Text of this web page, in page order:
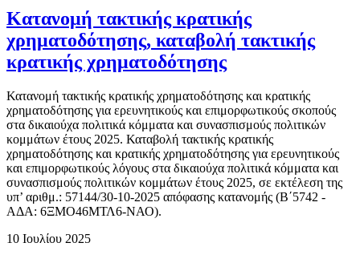
Κατανομή τακτικής κρατικής
χρηματοδότησης, καταβολή τακτικής
κρατικής χρηματοδότησης
Κατανομή τακτικής κρατικής χρηματοδότησης και κρατικής
χρηματοδότησης για ερευνητικούς και επιμορφωτικούς σκοπούς
στα δικαιούχα πολιτικά κόμματα και συνασπισμούς πολιτικών
κομμάτων έτους 2025. Καταβολή τακτικής κρατικής
χρηματοδότησης και κρατικής χρηματοδότησης για ερευνητικούς
και επιμορφωτικούς λόγους στα δικαιούχα πολιτικά κόμματα και
συνασπισμούς πολιτικών κομμάτων έτους 2025, σε εκτέλεση της
υπ’ αριθμ.: 57144/30-10-2025 απόφασης κατανομής (Β΄5742 -
ΑΔΑ: 6ΞΜΟ46ΜΤΛ6-ΝΑΟ).
10 Ιουλίου 2025